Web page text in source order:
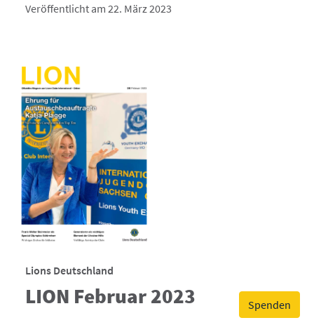
Spenden
Veröffentlicht am 22. März 2023
Lions Deutschland
LION Februar 2023